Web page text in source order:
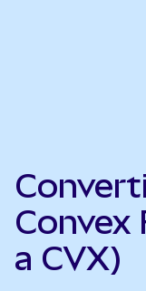
Convex
a CVX)